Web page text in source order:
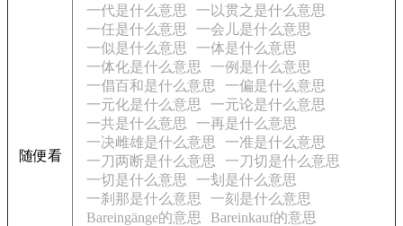
随便看
一代是什么意思
一以贯之是什么意思
一任是什么意思
一会儿是什么意思
一似是什么意思
一体是什么意思
一体化是什么意思
一例是什么意思
一倡百和是什么意思
一偏是什么意思
一元化是什么意思
一元论是什么意思
一共是什么意思
一再是什么意思
一决雌雄是什么意思
一准是什么意思
一刀两断是什么意思
一刀切是什么意思
一切是什么意思
一刬是什么意思
一刹那是什么意思
一刻是什么意思
Bareingänge的意思
Bareinkauf的意思